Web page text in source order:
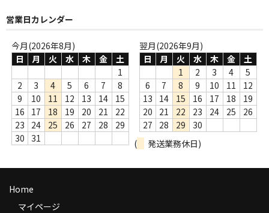
レア盤（1万円以上）
Webのみ no.1
Webのみ no.2
Webのみ no.3
Webのみ no.4
売り切れ
Help
送料
営業日カレンダー
今月(2026年8月)
日
月 火 水 木 金
土
1
2
3 4 5 6 7
8
9
10 11 12 13 14
15
16
17 18 19 20 21
22
23
24 25 26 27 28
29
30
31
翌月(2026年9月)
日
月 火 水 木 金
土
1
2 3 4
5
6
7 8 9 10 11
12
13
14 15 16 17 18
19
20
21 22 23 24 25
26
27
28 29
30
(
発送業務休日)
Home
マイページ